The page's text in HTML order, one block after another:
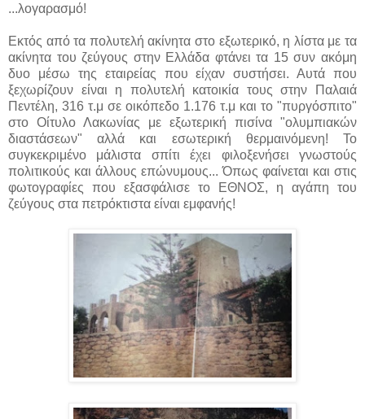
...λογαρασμό!
Εκτός από τα πολυτελή ακίνητα στο εξωτερικό, η λίστα με τα
ακίνητα του ζεύγους στην Ελλάδα φτάνει τα 15 συν ακόμη
δυο μέσω της εταιρείας που είχαν συστήσει. Αυτά που
ξεχωρίζουν είναι η πολυτελή κατοικία τους στην Παλαιά
Πεντέλη, 316 τ.μ σε οικόπεδο 1.176 τ.μ και το "πυργόσπιτο"
στο Οίτυλο Λακωνίας με εξωτερική πισίνα "ολυμπιακών
διαστάσεων" αλλά και εσωτερική θερμαινόμενη! Το
συγκεκριμένο μάλιστα σπίτι έχει φιλοξενήσει γνωστούς
πολιτικούς και άλλους επώνυμους... Όπως φαίνεται και στις
φωτογραφίες που εξασφάλισε το ΕΘΝΟΣ, η αγάπη του
ζεύγους στα πετρόκτιστα είναι εμφανής!